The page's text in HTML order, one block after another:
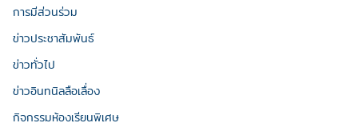
การมีส่วนร่วม
ข่าวประชาสัมพันธ์
ข่าวทั่วไป
ข่าวอินทนิลลือเลื่อง
กิจกรรมห้องเรียนพิเศษ